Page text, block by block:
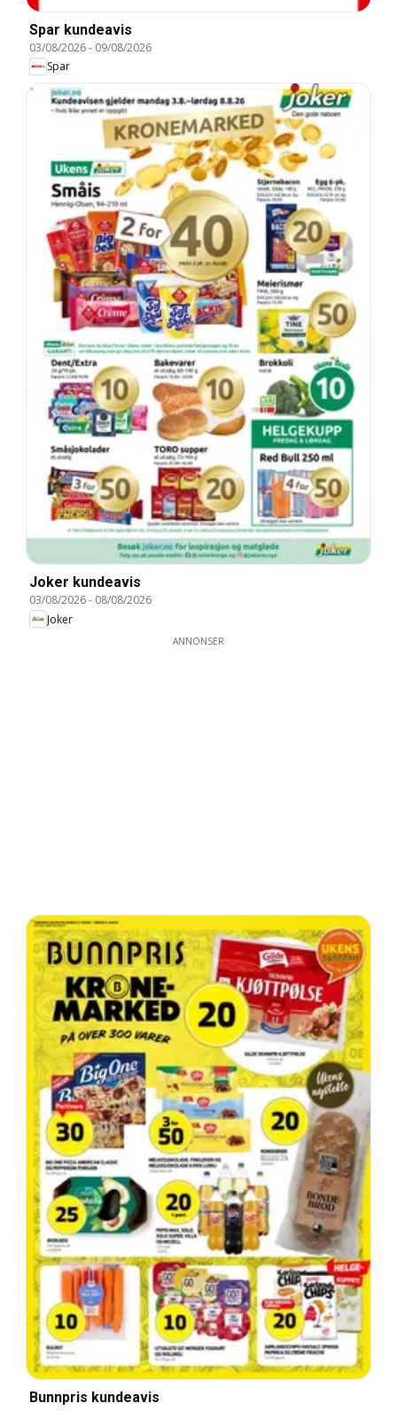
Spar kundeavis
03/08/2026- 09/08/2026
Spar
Joker kundeavis
03/08/2026- 08/08/2026
Joker
ANNONSER
Bunnpris kundeavis